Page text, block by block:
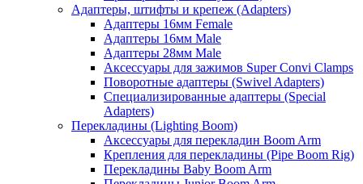
Адаптеры, штифты и крепеж (Adapters)
Адаптеры 16мм Female
Адаптеры 16мм Male
Адаптеры 28мм Male
Аксессуары для зажимов Super Convi Clamps
Поворотные адаптеры (Swivel Adapters)
Специализированные адаптеры (Special
Adapters)
Перекладины (Lighting Boom)
Аксессуары для перекладин Boom Arm
Крепления для перекладины (Pipe Boom Rig)
Перекладины Baby Boom Arm